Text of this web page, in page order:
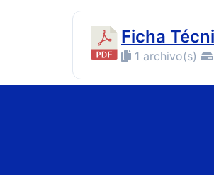
Ficha
1 archivo(s)